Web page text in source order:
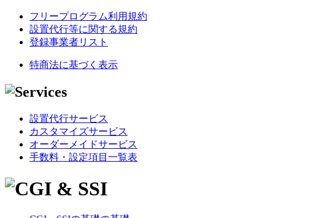
フリープログラム利用規約
設置代行等に関する規約
登録事業者リスト
特商法に基づく表示
設置代行サービス
カスタマイズサービス
オーダーメイドサービス
手数料・設定項目一覧表